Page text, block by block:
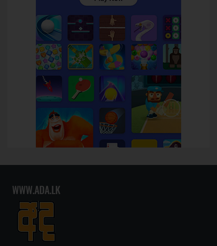
WWW.ADA.LK